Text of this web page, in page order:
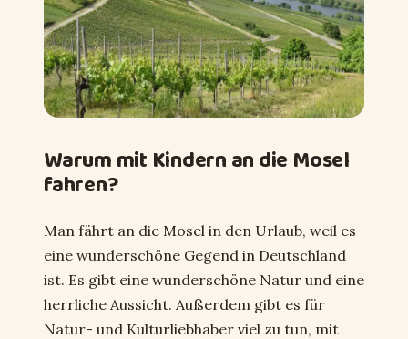
Warum mit Kindern an die Mosel
fahren?
Man fährt an die Mosel in den Urlaub, weil es
eine wunderschöne Gegend in Deutschland
ist. Es gibt eine wunderschöne Natur und eine
herrliche Aussicht. Außerdem gibt es für
Natur- und Kulturliebhaber viel zu tun, mit